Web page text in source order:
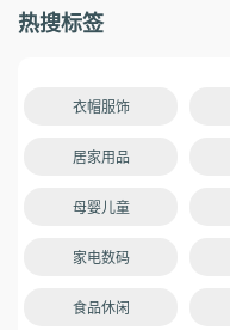
热搜标签
衣帽服饰
居家用品
母婴儿童
家电数码
食品休闲